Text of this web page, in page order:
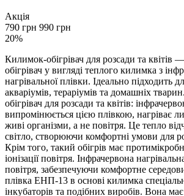
Акція
790 грн 990 грн
20%
Килимок-обігрівач для розсади та квітів
обігрівач у вигляді теплого килимка з
нагрівальної плівки. Ідеально підходить
акваріумів, тераріумів та домашніх
обігрівач для розсади та квітів:
випромінюється цією плівкою, нагріває
живі організми, а не повітря. Це тепло
світло, створюючи комфортні умови для
Крім того, такий обігрів має
іонізації повітря. Інфрачервона
повітря, забезпечуючи комфортне
плівка ЕНП-13 в основі килимка
інкубаторів та подібних виробів. Вона